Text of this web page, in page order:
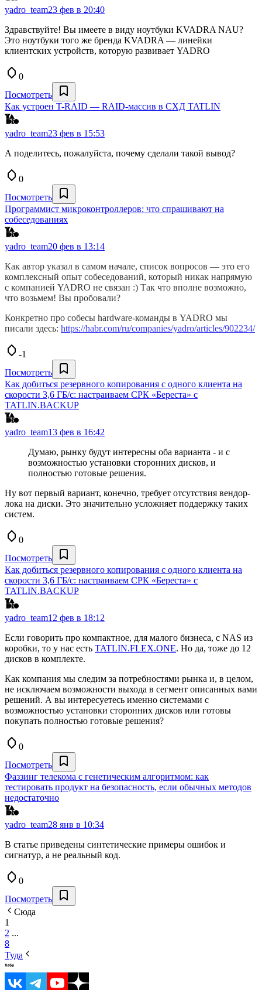
yadro_team23 фев в 20:40
Здравствуйте! Вы имеете в виду ноутбуки KVADRA NAU?
Это ноутбуки того же бренда KVADRA — линейки
клиентских устройств, которую развивает YADRO
0
Посмотреть
Как устроен T-RAID — RAID-массив в СХД TATLIN
yadro_team23 фев в 15:53
А поделитесь, пожалуйста, почему сделали такой вывод?
0
Посмотреть
Программист микроконтроллеров: что спрашивают на
собеседованиях
yadro_team20 фев в 13:14
Как автор указал в самом начале, список вопросов — это его
комплексный опыт собеседований, который никак напрямую
с компанией YADRO не связан :) Так что вполне возможно,
что возьмем! Вы пробовали?
Конкретно про собесы hardware-команды в YADRO мы
писали здесь: https://habr.com/ru/companies/yadro/articles/902234/
-1
Посмотреть
Как добиться резервного копирования с одного клиента на
скорости 3,6 ГБ/c: настраиваем СРК «Береста» c
TATLIN.BACKUP
yadro_team13 фев в 16:42
Думаю, рынку будут интересны оба варианта - и с
возможностью установки сторонних дисков, и
полностью готовые решения.
Ну вот первый вариант, конечно, требует отсутствия вендор-
лока на диски. Это значительно усложняет поддержку таких
систем.
0
Посмотреть
Как добиться резервного копирования с одного клиента на
скорости 3,6 ГБ/c: настраиваем СРК «Береста» c
TATLIN.BACKUP
yadro_team12 фев в 18:12
Если говорить про компактное, для малого бизнеса, с NAS из
коробки, то у нас есть TATLIN.FLEX.ONE. Но да, тоже до 12
дисков в комплекте.
Как компания мы следим за потребностями рынка и, в целом,
не исключаем возможности выхода в сегмент описанных вами
решений. А вы интересуетесь именно системами с
возможностью установки сторонних дисков или готовы
покупать полностью готовые решения?
0
Посмотреть
Фаззинг телекома с генетическим алгоритмом: как
тестировать продукт на безопасность, если обычных методов
недостаточно
yadro_team28 янв в 10:34
В статье приведены синтетические примеры ошибок и
сигнатур, а не реальный код.
0
Посмотреть
Сюда
1
2 ...
8
Туда